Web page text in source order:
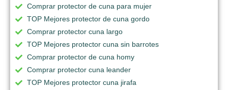
Comprar protector de cuna para mujer
TOP Mejores protector de cuna gordo
Comprar protector cuna largo
TOP Mejores protector cuna sin barrotes
Comprar protector de cuna homy
Comprar protector cuna leander
TOP Mejores protector cuna jirafa